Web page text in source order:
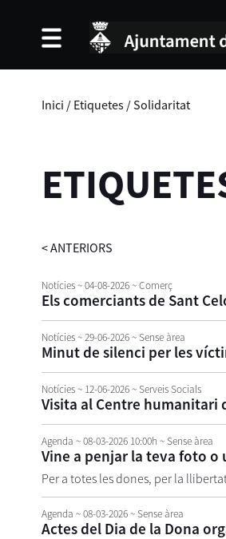
Inici / Etiquetes / Solidaritat
<ANTERIORS
Notícies~ 04-08-2026~ Comerç
Els comerciants de Sant
Notícies~ 29-06-2026~ Sense àrea
Minut de silenci per les
Notícies~ 12-06-2026~ Serveis Socials
Visita al Centre humanitari
Agenda ~ 08-03-2026 10:00h ~ Sense àrea
Vine a penjar la teva foto o
Per a totes les dones, per la
Agenda ~ 08-03-2026~ Sense àrea
Actes del Dia de la Dona